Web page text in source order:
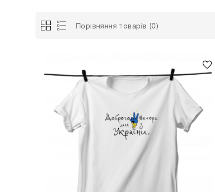
Порівняння товарів (0)